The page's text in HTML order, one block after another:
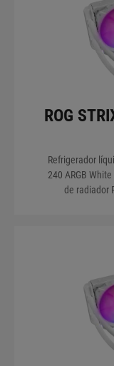
COLOR OLED
ROG
Refrigerador
240 ARGB
de radiador